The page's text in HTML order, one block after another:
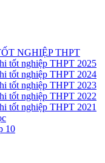
NGHIỆP THPT
tốt nghiệp THPT 2025
tốt nghiệp THPT 2024
tốt nghiệp THPT 2023
tốt nghiệp THPT 2022
tốt nghiệp THPT 2021
10